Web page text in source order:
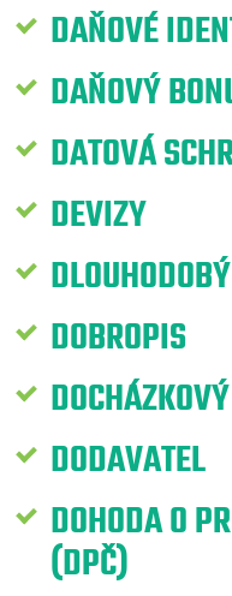
DAŇOVÉ
DAŇOVÝ
DATOVÁ
DEVIZY
DOBROPIS
DODAVATEL
DOHODA O
(DPČ)